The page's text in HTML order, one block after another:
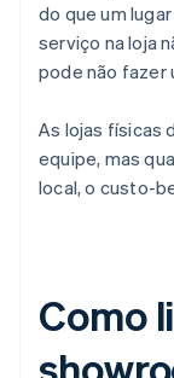
do que um
serviço na loja
pode não fazer
As lojas físicas
equipe, mas
local, o custo-
Como